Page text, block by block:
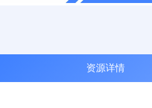
资源详情